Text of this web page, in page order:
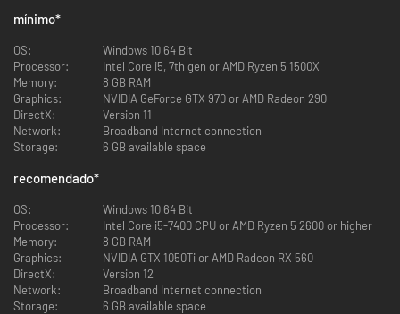
Todas as operações de mineração em Hoxxes de repente ficaram fora do
escavação. Desde o Apagão Cinzento, nada entra e nada sai.
A Corporação Deep Rock Galactic precisa que nossas instalações de
mineração sejam asseguradas e fiquem operacionais imediatamente.
Métodos convencionais não parecem estar funcionando.
É por isso que estamos enviando os Recuperadores.
mínimo*
OS:
Windows 10 64 Bit
Processor:
Intel Core i5, 7th gen or AMD Ryzen 5 1500X
Memory:
8 GB RAM
Graphics:
NVIDIA GeForce GTX 970 or AMD Radeon 290
DirectX:
Version 11
Network:
Broadband Internet connection
Storage:
6 GB available space
recomendado*
OS:
Windows 10 64 Bit
Processor:
Intel Core i5-7400 CPU or AMD Ryzen 5 2600 or higher
Memory:
8 GB RAM
Graphics:
NVIDIA GTX 1050Ti or AMD Radeon RX 560
DirectX:
Version 12
Network:
Broadband Internet connection
Storage:
6 GB available space